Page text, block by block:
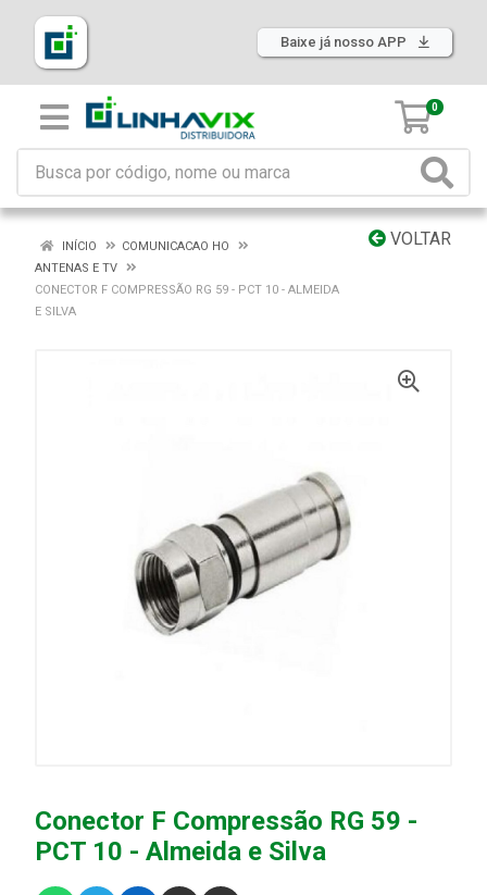
Baixe já nosso APP
0
VOLTAR
INÍCIO
COMUNICACAO HO
ANTENAS E TV
CONECTOR F COMPRESSÃO RG 59 - PCT 10 - ALMEIDA
E SILVA
Conector F Compressão RG 59 -
PCT 10 - Almeida e Silva